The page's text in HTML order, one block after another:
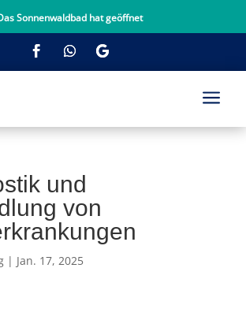
Sonnenwaldbad hat geöffnet
a
und
von
| Jan. 17, 2025